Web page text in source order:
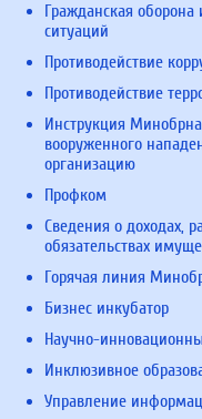
Гражданская
ситуаций
Противодействие
Противодействие
Инструкция
вооруженного
организацию
Профком
Сведения о доходах,
обязательствах
Горячая линия
Бизнес инкубатор
Научно-
Инклюзивное
Управление